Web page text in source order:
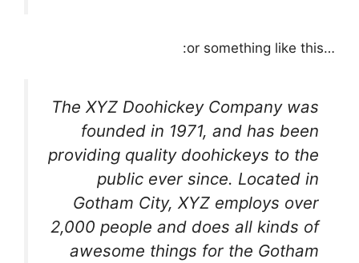
…or something like this:
The XYZ Doohickey Company was
founded in 1971, and has been
providing quality doohickeys to the
public ever since. Located in
Gotham City, XYZ employs over
2,000 people and does all kinds of
awesome things for the Gotham